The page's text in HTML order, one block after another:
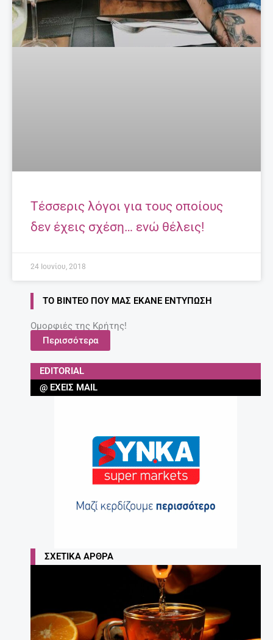
Τέσσερις λόγοι για τους οποίους
δεν έχεις σχέση… ενώ θέλεις!
24 Ιουνίου, 2018
ΤΟ ΒΊΝΤΕΟ ΠΟΥ ΜΑΣ ΈΚΑΝΕ ΕΝΤΎΠΩΣΗ
Ομορφιές της Κρήτης!
Περισσότερα
EDITORIAL
@ ΈΧΕΙΣ MAIL
ΣΧΕΤΙΚΆ ΆΡΘΡΑ